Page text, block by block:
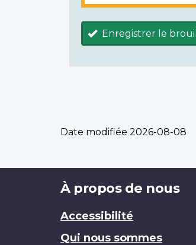
Enregistrer le
Date modifiée 2026-08-08
Brand
À propos de nous
Accessibilité
Qui nous sommes